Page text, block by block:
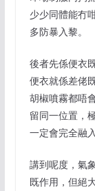
少少同體能冇
多防暴入黎。
後者先係便衣
便衣就係差佬
胡椒噴霧都唔
留同一位置，
一定會完全融入
講到呢度，氣
既作用，但絕